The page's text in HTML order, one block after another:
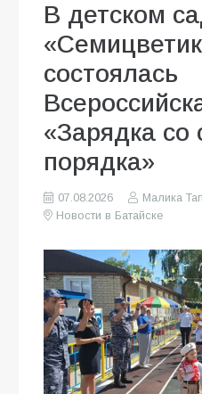
В детском
состоялась
«Зарядка со
порядка»
07.08.2026
Малика
Новости в Батайске